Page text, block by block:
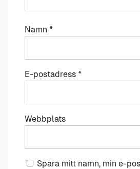
Namn *
E-postadress *
Webbplats
Spara mitt namn, min e-